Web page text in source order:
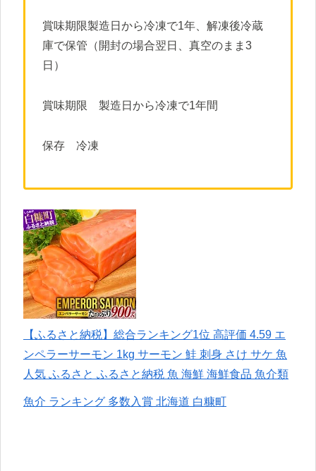
賞味期限製造日から冷凍で1年、解凍後冷蔵
庫で保管（開封の場合翌日、真空のまま3
日）
賞味期限 製造日から冷凍で1年間
保存 冷凍
【ふるさと納税】総合ランキング1位 高評価 4.59 エ
ンペラーサーモン 1kg サーモン 鮭 刺身 さけ サケ 魚
人気 ふるさと ふるさと納税 魚 海鮮 海鮮食品 魚介類
魚介 ランキング 多数入賞 北海道 白糠町